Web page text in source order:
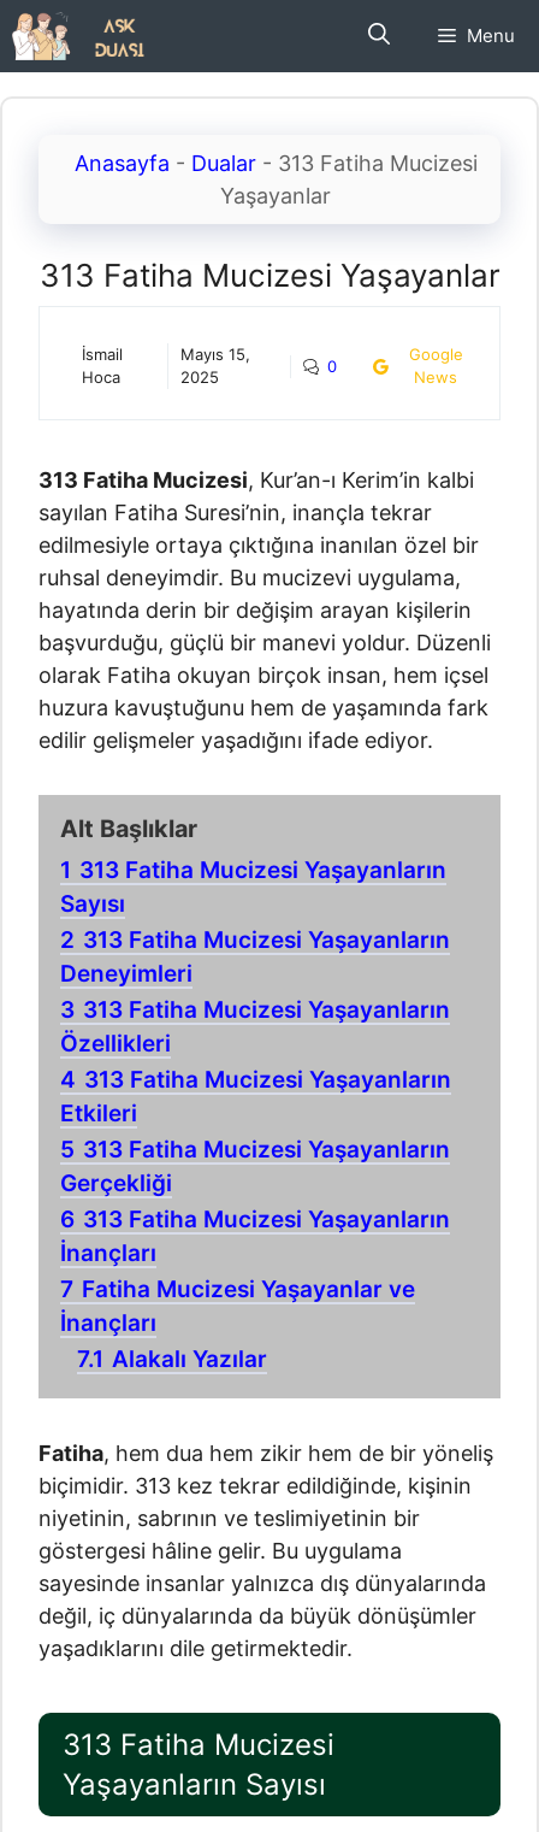
İçeriğe
atla
Menu
Anasayfa - Dualar- 313 Fatiha Mucizesi
Yaşayanlar
313 Fatiha Mucizesi Yaşayanlar
İsmail
Hoca
Mayıs 15,
2025
0
Google
News
313 Fatiha Mucizesi, Kur’an-ı Kerim’in kalbi
sayılan Fatiha Suresi’nin, inançla tekrar
edilmesiyle ortaya çıktığına inanılan özel bir
ruhsal deneyimdir. Bu mucizevi uygulama,
hayatında derin bir değişim arayan kişilerin
başvurduğu, güçlü bir manevi yoldur. Düzenli
olarak Fatiha okuyan birçok insan, hem içsel
huzura kavuştuğunu hem de yaşamında fark
edilir gelişmeler yaşadığını ifade ediyor.
Alt Başlıklar
1 313 Fatiha Mucizesi Yaşayanların
Sayısı
2 313 Fatiha Mucizesi Yaşayanların
Deneyimleri
3 313 Fatiha Mucizesi Yaşayanların
Özellikleri
4 313 Fatiha Mucizesi Yaşayanların
Etkileri
5 313 Fatiha Mucizesi Yaşayanların
Gerçekliği
6 313 Fatiha Mucizesi Yaşayanların
İnançları
7 Fatiha Mucizesi Yaşayanlar ve
İnançları
7.1 Alakalı Yazılar
Fatiha, hem dua hem zikir hem de bir yöneliş
biçimidir. 313 kez tekrar edildiğinde, kişinin
niyetinin, sabrının ve teslimiyetinin bir
göstergesi hâline gelir. Bu uygulama
sayesinde insanlar yalnızca dış dünyalarında
değil, iç dünyalarında da büyük dönüşümler
yaşadıklarını dile getirmektedir.
313 Fatiha Mucizesi
Yaşayanların Sayısı